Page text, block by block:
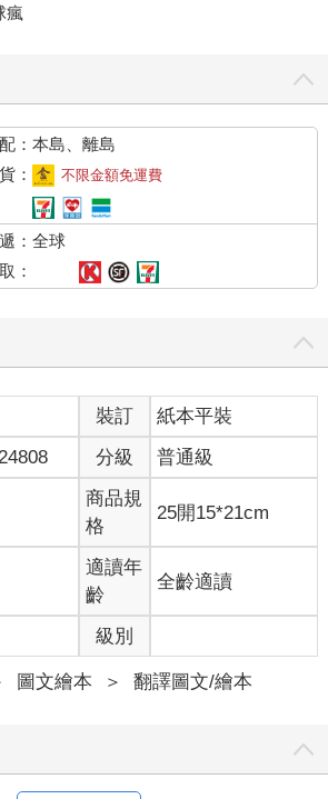
瘋
：本島、離島
：
不限金額免運費
：全球
：
裝訂
紙本平裝
分級 普通級
商品規
格
25開15*21cm
適讀年
齡
全齡適讀
級別
圖文繪本 ＞ 翻譯圖文/繪本